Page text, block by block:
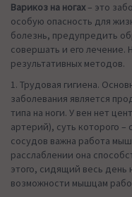
Варикоз на ногах– это
особую опасность для
болезнь, предупредить
совершать и его лечение.
результативных методов.
1. Трудовая гигиена.
заболевания является
типа на ноги. У вен нет
артерий), суть которого –
сосудов важна работа
расслаблении она
этого, сидящий весь день
возможности мышцам